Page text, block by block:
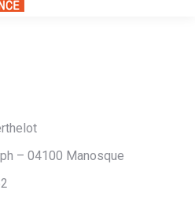
– 04100 Manosque